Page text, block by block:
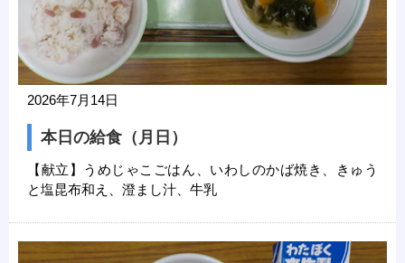
2026年7月14日
本日の給食（月日）
【献立】うめじゃこごはん、いわしのかば焼き、きゅう
と塩昆布和え、澄まし汁、牛乳